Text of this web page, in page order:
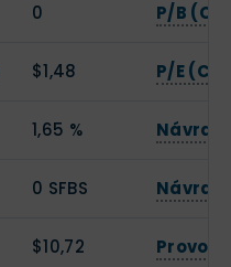
0 P/B
$1,48 P/E
1,65 %
0 SFBS
$10,72